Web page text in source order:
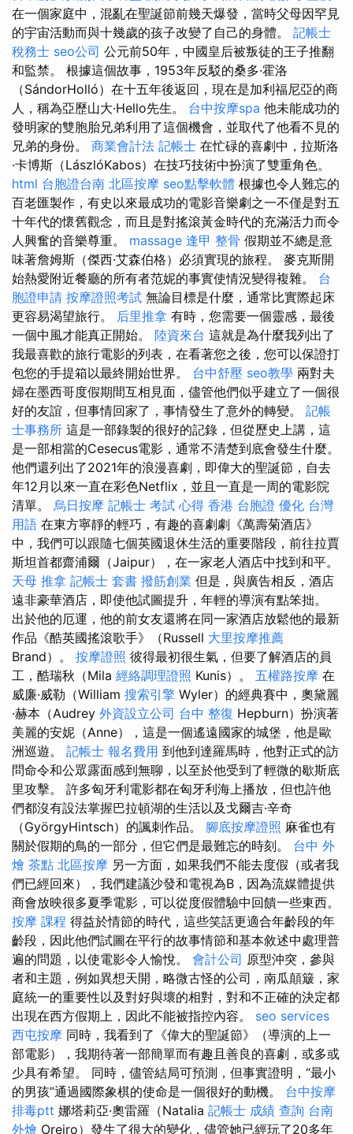
在一個家庭中，混亂在聖誕節前幾天爆發，當時父母因罕見
的宇宙活動而與十幾歲的孩子改變了自己的身體。 記帳士
稅務士 seo公司 公元前50年，中國皇后被叛徒的王子推翻
和監禁。 根據這個故事，1953年反駁的桑多·霍洛
（SándorHolló）在十五年後返回，現在是加利福尼亞的商
人，稱為亞歷山大·Hello先生。 台中按摩spa 他未能成功的
發明家的雙胞胎兄弟利用了這個機會，並取代了他看不見的
兄弟的身份。 商業會計法 記帳士 在忙碌的喜劇中，拉斯洛
·卡博斯（LászlóKabos）在技巧技術中扮演了雙重角色。
html 台胞證台南 北區按摩 seo點擊軟體 根據也令人難忘的
百老匯製作，有史以來最成功的電影音樂劇之一不僅是對五
十年代的懷舊觀念，而且是對搖滾黃金時代的充滿活力而令
人興奮的音樂尊重。 massage 逢甲 整骨 假期並不總是意
味著詹姆斯（傑西·艾森伯格）必須實現的旅程。 麥克斯開
始熱愛附近餐廳的所有者范妮的事實使情況變得複雜。 台
胞證申請 按摩證照考試 無論目標是什麼，通常比實際起床
更容易渴望旅行。 后里推拿 有時，您需要一個靈感，最後
一個中風才能真正開始。 陸資來台 這就是為什麼我列出了
我最喜歡的旅行電影的列表，在看著您之後，您可以保證打
包您的手提箱以最終開始世界。 台中舒壓 seo教學 兩對夫
婦在墨西哥度假期間互相見面，儘管他們似乎建立了一個很
好的友誼，但事情回家了，事情發生了意外的轉變。 記帳
士事務所 這是一部錄製的很好的記錄，但從歷史上講，這
是一部相當的Cesecus電影，通常不清楚到底會發生什麼。
他們還列出了2021年的浪漫喜劇，即偉大的聖誕節，自去
年12月以來一直在彩色Netflix，並且一直是一周的電影院
清單。 烏日按摩 記帳士 考試 心得 香港 台胞證 優化 台灣
用語 在東方寧靜的輕巧，有趣的喜劇劇《萬壽菊酒店》
中，我們可以跟隨七個英國退休生活的重要階段，前往拉賈
斯坦首都齋浦爾（Jaipur），在一家老人酒店中找到和平。
天母 推拿 記帳士 套書 撥筋創業 但是，與廣告相反，酒店
遠非豪華酒店，即使他試圖提升，年輕的導演有點笨拙。
出於他的厄運，他的前女友還將在同一家酒店放鬆他的最新
作品《酷英國搖滾歌手》（Russell 大里按摩推薦
Brand）。 按摩證照 彼得最初很生氣，但要了解酒店的員
工，酷瑞秋（Mila 經絡調理證照 Kunis）。 五權路按摩 在
威廉·威勒（William 搜索引擎 Wyler）的經典賽中，奧黛麗
·赫本（Audrey 外資設立公司 台中 整復 Hepburn）扮演著
美麗的安妮（Anne），這是一個遙遠國家的城堡，他是歐
洲巡遊。 記帳士 報名費用 到他到達羅馬時，他對正式的訪
問命令和公眾露面感到無聊，以至於他受到了輕微的歇斯底
里攻擊。 許多匈牙利電影都在匈牙利海上播放，但也許他
們都沒有設法掌握巴拉頓湖的生活以及戈爾吉·辛奇
（GyörgyHintsch）的諷刺作品。 腳底按摩證照 麻雀也有
關於假期的鳥的一部分，但它們是最難忘的時刻。 台中 外
燴 茶點 北區按摩 另一方面，如果我們不能去度假（或者我
們已經回來），我們建議沙發和電視為B，因為流媒體提供
商會放映很多夏季電影，可以從度假體驗中回饋一些東西。
按摩 課程 得益於情節的時代，這些笑話更適合年齡段的年
齡段，因此他們試圖在平行的故事情節和基本敘述中處理普
遍的問題，以使電影令人愉悅。 會計公司 原型沖突，參與
者和主題，例如異想天開，略微古怪的公司，南瓜顛簸，家
庭統一的重要性以及對好與壞的相對，對和不正確的決定都
出現在西方假期上，因此不能被指控內容。 seo services
西屯按摩 同時，我看到了《偉大的聖誕節》（導演的上一
部電影），我期待著一部簡單而有趣且善良的喜劇，或多或
少具有希望。 同時，儘管結局可預測，但事實證明，“最小
的男孩”通過國際象棋的使命是一個很好的動機。 台中按摩
排毒ptt 娜塔莉亞·奧雷羅（Natalia 記帳士 成績 查詢 台南
外燴 Oreiro）發生了很大的變化，儘管她已經玩了20多年